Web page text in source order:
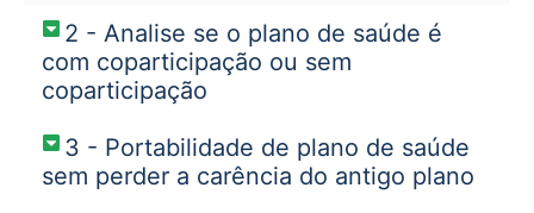
2 - Analise se o plano de saúde é
com coparticipação ou sem
coparticipação
3 - Portabilidade de plano de saúde
sem perder a carência do antigo plano